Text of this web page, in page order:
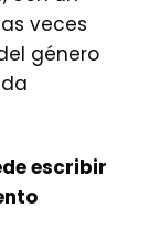
veces
género
escribir